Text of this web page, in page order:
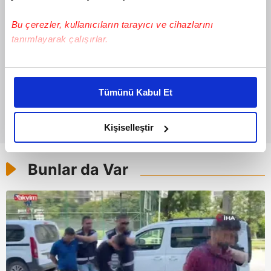
Bu çerezler, kullanıcıların tarayıcı ve cihazlarını
tanımlayarak çalışırlar.
Bu çerezlere izin vermeniz halinde sizlere özel
daha iyi reklam deneyimi yaşatabiliriz. Bunu yaparken
amacımızın size daha iyi bir reklam deneyimi sunmak
olduğunu ve sizlere en iyi içerikleri sunabilmek adına
elimizden gelen çabayı gösterdiğimizi ve bu noktada,
reklamların maliyetlerimizi karşılamak noktasında tek gelir
kalemimiz olduğunu sizlere hatırlatmak isteriz.
Her halükârda, kullanıcılar, bu çerezlere izin vermedikleri
takdirde, kullanıcılara hedefli reklamlar
gösterilmeyecektir."
Sizlere daha iyi bir hizmet sunabilmek için İnternet
Tümünü Kabul Et
Kişiselleştir
Bunlar da Var